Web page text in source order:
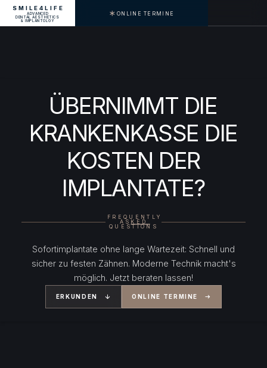
SMILE4LIFE
ADVANCED
DENTAL AESTHETICS
& IMPLANTOLGY
ONLINE TERMINE
MENU
ÜBERNIMMT DIE
KRANKENKASSE DIE
KOSTEN DER
IMPLANTATE?
FREQUENTLY
ASKED
QUESTIONS
Sofortimplantate ohne lange Wartezeit: Schnell und
sicher zu festen Zähnen. Moderne Technik macht's
möglich. Jetzt beraten lassen!
ERKUNDEN ONLINE TERMINE